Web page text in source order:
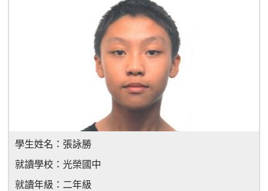
學生姓名： 張詠勝
就讀學校： 光榮國中
就讀年級： 二年級